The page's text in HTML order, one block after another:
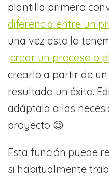
plantilla primero
diferencia entre un
una vez esto lo
crear un proceso o
crearlo a partir de
resultado un éxito.
adáptala a las
proyecto 😉
Esta función puede
si habitualmente